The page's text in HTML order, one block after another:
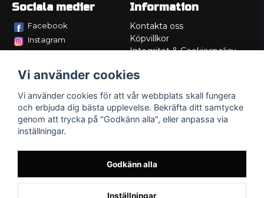
Sociala medier
Facebook
Instagram
Information
Kontakta oss
Köpvillkor
Integritet & Cookiespolicy
Service/Garanti
Lådritning
Om oss
Vi använder cookies
Vi använder cookies för att vår webbplats skall fungera
och erbjuda dig bästa upplevelse. Bekräfta ditt samtycke
genom att trycka på "Godkänn alla", eller anpassa via
inställningar.
Godkänn alla
Inställningar